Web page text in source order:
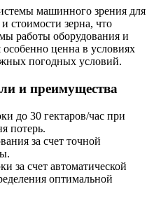
машинного зрения для
стоимости зерна, что
работы оборудования и
ценна в условиях
погодных условий.
и преимущества
до 30 гектаров/час при
потерь.
за счет точной
за счет автоматической
оптимальной